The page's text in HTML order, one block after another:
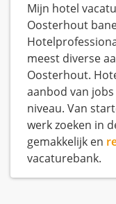
Mijn hotel
Oosterhout
meest diverse
Oosterhout.
aanbod van jobs
niveau. Van
werk zoeken in
gemakkelijk en
vacaturebank.